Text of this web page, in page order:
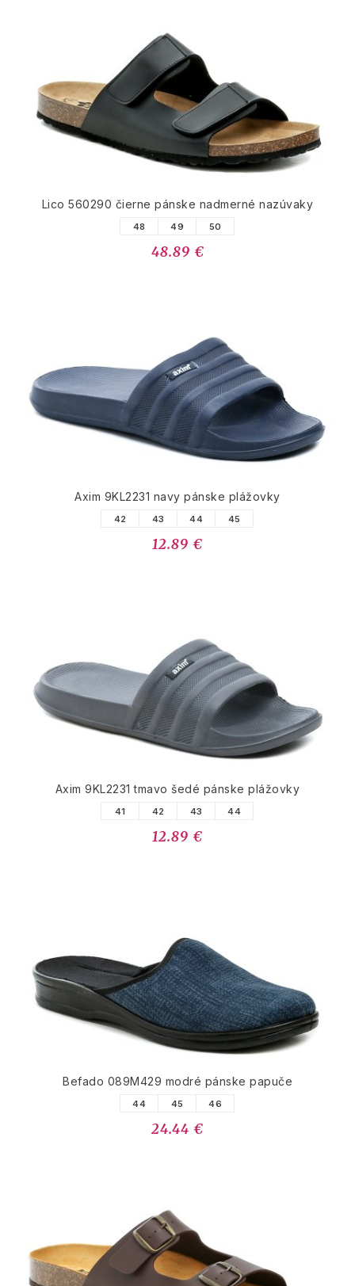
Lico 560290 čierne pánske nadmerné nazúvaky
48 49 50
48.89 €
Axim 9KL2231 navy pánske plážovky
42 43 44 45
12.89 €
Axim 9KL2231 tmavo šedé pánske plážovky
41 42 43 44
12.89 €
Befado 089M429 modré pánske papuče
44 45 46
24.44 €